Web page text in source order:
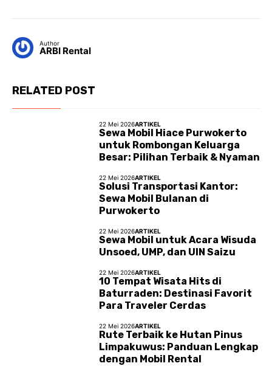
Author
ARBI Rental
RELATED POST
22 Mei 2026ARTIKEL
Sewa Mobil Hiace Purwokerto
untuk Rombongan Keluarga
Besar: Pilihan Terbaik & Nyaman
22 Mei 2026ARTIKEL
Solusi Transportasi Kantor:
Sewa Mobil Bulanan di
Purwokerto
22 Mei 2026ARTIKEL
Sewa Mobil untuk Acara Wisuda
Unsoed, UMP, dan UIN Saizu
22 Mei 2026ARTIKEL
10 Tempat Wisata Hits di
Baturraden: Destinasi Favorit
Para Traveler Cerdas
22 Mei 2026ARTIKEL
Rute Terbaik ke Hutan Pinus
Limpakuwus: Panduan Lengkap
dengan Mobil Rental